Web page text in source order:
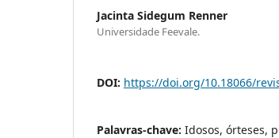
Jacinta Sidegum Renner
Universidade Feevale.
DOI: https://doi.org/10.18066/
Palavras-chave: Idosos, órteses,